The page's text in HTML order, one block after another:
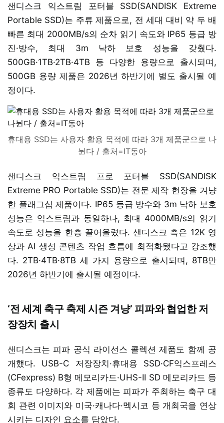
샌디스크 익스트림 포터블 SSD(SANDISK Extreme
Portable SSD)는 주류 제품으로, 전 세대 대비 약 두 배
빠른 최대 2000MB/s의 순차 읽기 속도와 IP65 등급 방
진·방수, 최대 3m 낙하 보호 성능을 갖췄다.
500GB·1TB·2TB·4TB 등 다양한 용량으로 출시되며,
500GB 용량 제품은 2026년 하반기에 별도 출시될 예
정이다.
휴대용 SSD는 사용자 활용 목적에 따라 3개 제품군으로 나
뉜다 / 출처=IT동아
샌디스크 익스트림 프로 포터블 SSD(SANDISK
Extreme PRO Portable SSD)는 전문 제작 현장을 겨냥
한 플래그십 제품이다. IP65 등급 방수와 3m 낙하 보호
성능은 익스트림과 동일하나, 최대 4000MB/s의 읽기
속도로 성능을 한층 끌어올렸다. 샌디스크 측은 12K 영
상과 AI 생성 콘텐츠 작업 흐름에 최적화됐다고 강조했
다. 2TB·4TB·8TB 세 가지 용량으로 출시되며, 8TB만
2026년 하반기에 출시될 예정이다.
‘전 세계 축구 축제 시즌 겨냥’ 피파와 협업한 저
장장치 출시
샌디스크는 피파 공식 라이선스 콜렉션 제품도 함께 공
개했다. USB-C 저장장치·휴대용 SSD·CF익스프레스
(CFexpress) B형 메모리카드·UHS-II SD 메모리카드 등
종류도 다양하다. 각 제품에는 피파가 주최하는 축구 대
회 관련 이미지와 미국·캐나다·멕시코 등 개최국을 연상
시키는 디자인 요소를 담았다.